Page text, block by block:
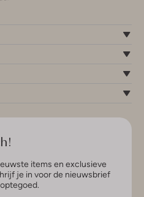
items en exclusieve
je in voor de nieuwsbrief